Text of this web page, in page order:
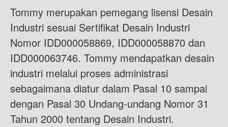
Tommy merupakan pemegang lisensi Desain
Industri sesuai Sertifikat Desain Industri
Nomor IDD000058869, IDD000058870 dan
IDD000063746. Tommy mendapatkan desain
industri melalui proses administrasi
sebagaimana diatur dalam Pasal 10 sampai
dengan Pasal 30 Undang-undang Nomor 31
Tahun 2000 tentang Desain Industri.